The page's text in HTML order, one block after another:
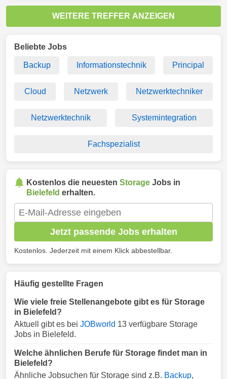
WEITERE TREFFER ANZEIGEN
Beliebte Jobs
Backup Informationstechnik Principal
Cloud Netzwerk Netzwerktechniker
Netzwerktechnik Systemintegration
Fachspezialist
Kostenlos die neuesten Storage Jobs in
Bielefeld erhalten.
Jetzt passende Jobs erhalten
Kostenlos. Jederzeit mit einem Klick abbestellbar.
Häufig gestellte Fragen
Wie viele freie Stellenangebote gibt es für Storage
in Bielefeld?
Aktuell gibt es bei JOBworld 13 verfügbare Storage
Jobs in Bielefeld.
Welche ähnlichen Berufe für Storage findet man in
Bielefeld?
Ähnliche Jobsuchen für Storage sind z.B. Backup,